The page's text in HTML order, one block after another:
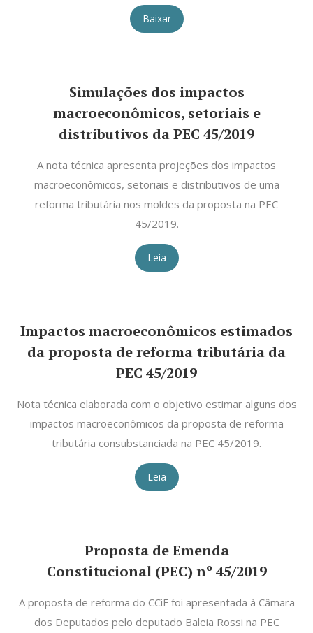
Baixar
Simulações dos impactos
macroeconômicos, setoriais e
distributivos da PEC 45/2019
A nota técnica apresenta projeções dos impactos
macroeconômicos, setoriais e distributivos de uma
reforma tributária nos moldes da proposta na PEC
45/2019.
Leia
Impactos macroeconômicos estimados
da proposta de reforma tributária da
PEC 45/2019
Nota técnica elaborada com o objetivo estimar alguns dos
impactos macroeconômicos da proposta de reforma
tributária consubstanciada na PEC 45/2019.
Leia
Proposta de Emenda
Constitucional (PEC) nº 45/2019
A proposta de reforma do CCiF foi apresentada à Câmara
dos Deputados pelo deputado Baleia Rossi na PEC